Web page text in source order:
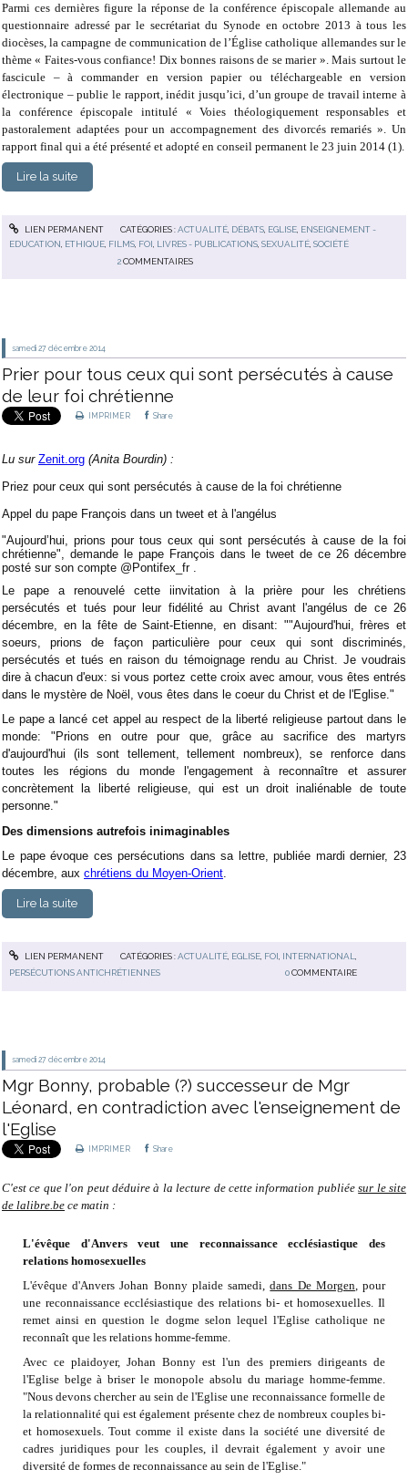
Parmi ces dernières figure la réponse de la conférence épiscopale allemande au
questionnaire adressé par le secrétariat du Synode en octobre 2013 à tous les
diocèses, la campagne de communication de l’Église catholique allemandes sur le
thème « Faites-vous confiance! Dix bonnes raisons de se marier ». Mais surtout le
fascicule – à commander en version papier ou téléchargeable en version
électronique – publie le rapport, inédit jusqu’ici, d’un groupe de travail interne à
la conférence épiscopale intitulé « Voies théologiquement responsables et
pastoralement adaptées pour un accompagnement des divorcés remariés ». Un
rapport final qui a été présenté et adopté en conseil permanent le 23 juin 2014 (1).
Lire la suite
LIEN PERMANENT CATÉGORIES :ACTUALITÉ, DÉBATS, EGLISE, ENSEIGNEMENT -
EDUCATION ETHIQUE FILMS FOI LIVRES - PUBLICATIONS ,SEXUALITÉ ,SOCIÉTÉ
2 COMMENTAIRES
samedi 27 décembre 2014
Prier pour tous ceux qui sont persécutés à cause
de leur foi chrétienne
IMPRIMER Share
Lu sur Zenit.org (Anita Bourdin) :
Priez pour ceux qui sont persécutés à cause de la foi chrétienne
Appel du pape François dans un tweet et à l'angélus
"Aujourd’hui, prions pour tous ceux qui sont persécutés à cause de la foi
chrétienne", demande le pape François dans le tweet de ce 26 décembre
posté sur son compte @Pontifex_fr .
Le pape a renouvelé cette iinvitation à la prière pour les chrétiens
persécutés et tués pour leur fidélité au Christ avant l'angélus de ce 26
décembre, en la fête de Saint-Etienne, en disant: ""Aujourd'hui, frères et
soeurs, prions de façon particulière pour ceux qui sont discriminés,
persécutés et tués en raison du témoignage rendu au Christ. Je voudrais
dire à chacun d'eux: si vous portez cette croix avec amour, vous êtes entrés
dans le mystère de Noël, vous êtes dans le coeur du Christ et de l'Eglise."
Le pape a lancé cet appel au respect de la liberté religieuse partout dans le
monde: "Prions en outre pour que, grâce au sacrifice des martyrs
d'aujourd'hui (ils sont tellement, tellement nombreux), se renforce dans
toutes les régions du monde l'engagement à reconnaître et assurer
concrètement la liberté religieuse, qui est un droit inaliénable de toute
personne."
Des dimensions autrefois inimaginables
Le pape évoque ces persécutions dans sa lettre, publiée mardi dernier, 23
décembre, aux chrétiens du Moyen-Orient
Lire la suite
LIEN PERMANENT CATÉGORIES :ACTUALITÉ, EGLISE, FOI INTERNATIONAL
PERSÉCUTIONS ANTICHRÉTIENNES
0 COMMENTAIRE
samedi 27 décembre 2014
Mgr Bonny, probable (?) successeur de Mgr
Léonard, en contradiction avec l'enseignement de
l'Eglise
IMPRIMER Share
C'est ce que l'on peut déduire à la lecture de cette information publiéesur le site
de lalibre.be ce matin :
L'évêque d'Anvers veut une reconnaissance ecclésiastique des
relations homosexuelles
L'évêque d'Anvers Johan Bonny plaide samedi,dans De Morgen, pour
une reconnaissance ecclésiastique des relations bi- et homosexuelles. Il
remet ainsi en question le dogme selon lequel l'Eglise catholique ne
reconnaît que les relations homme-femme.
Avec ce plaidoyer, Johan Bonny est l'un des premiers dirigeants de
l'Eglise belge à briser le monopole absolu du mariage homme-femme.
"Nous devons chercher au sein de l'Eglise une reconnaissance formelle de
la relationnalité qui est également présente chez de nombreux couples bi-
et homosexuels. Tout comme il existe dans la société une diversité de
cadres juridiques pour les couples, il devrait également y avoir une
diversité de formes de reconnaissance au sein de l'Eglise."